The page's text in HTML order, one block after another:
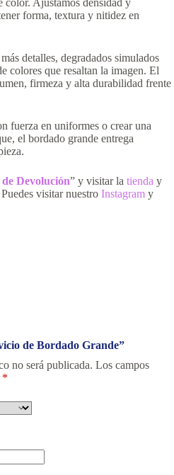
forma, textura y nitidez en
detalles, degradados simulados
colores que resaltan la imagen. El
firmeza y alta durabilidad frente
fuerza en uniformes o crear una
el bordado grande entrega
Devolución” y visitar la tienda y
visitar nuestro Instagram y
de Bordado Grande”
no será publicada. Los campos
*